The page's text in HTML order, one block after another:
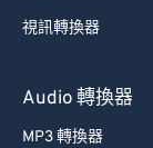
視訊轉換器
Audio 轉換器
MP3 轉換器